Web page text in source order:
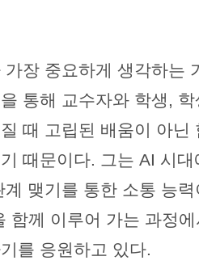
장 중요하게 생각하는
통해 교수자와 학생,
때 고립된 배움이 아닌
때문이다. 그는 AI 시
계 맺기를 통한 소통 능
함께 이루어 가는 과정
를 응원하고 있다.